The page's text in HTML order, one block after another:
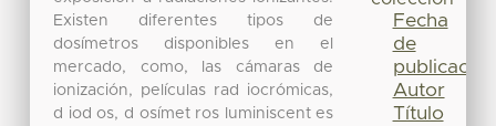
Existen diferentes tipos de
dosímetros disponibles en el
mercado, como, las cámaras de
ionización, películas rad iocrómicas,
d iod os, d osímet ros luminiscent es
Fecha
de
publicación
Autor
Título